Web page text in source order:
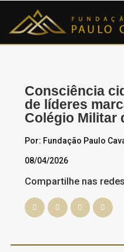
Consciência
de líderes
Colégio Militar
Por: Fundação Paulo
08/04/2026
Compartilhe nas